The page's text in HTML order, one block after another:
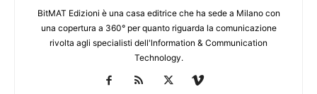
BitMAT Edizioni è una casa editrice che ha sede a Milano con
una copertura a 360° per quanto riguarda la comunicazione
rivolta agli specialisti dell'lnformation & Communication
Technology.